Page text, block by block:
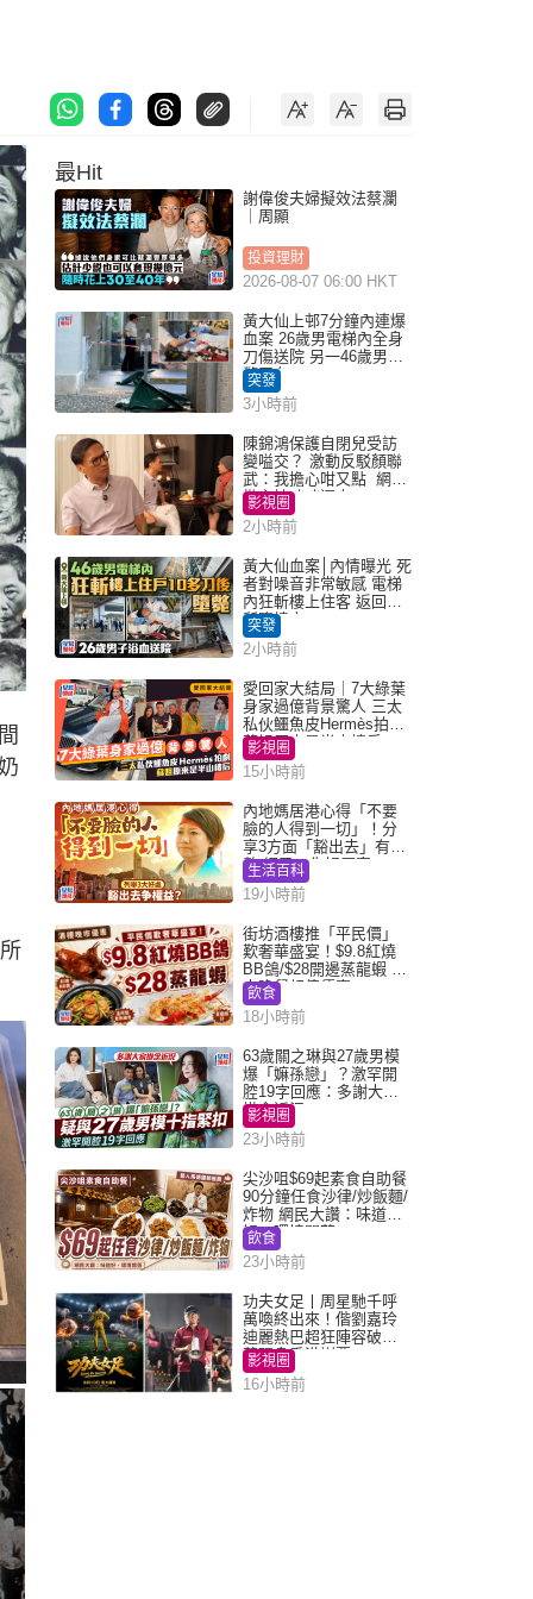
最Hit
謝偉俊夫婦擬效法蔡瀾
｜周顯
投資理財
2026-08-07 06:00 HKT
黃大仙上邨7分鐘內連爆
血案 26歲男電梯內全身
刀傷送院 另一46歲男倒
斃平台
突發
3小時前
陳錦鴻保護自閉兒受訪
變嗌交？ 激動反駁顏聯
武：我擔心咁又點 網民
批主持咄咄逼人
影視圈
2小時前
黃大仙血案│內情曝光 死
者對噪音非常敏感 電梯
內狂斬樓上住客 返回住
所墮樓亡
突發
2小時前
愛回家大結局｜7大綠葉
身家過億背景驚人 三太
私伙鱷魚皮Hermès拍劇
蘇姐原來是半山樓后
影視圈
15小時前
內地媽居港心得「不要
臉的人得到一切」！分
享3方面「豁出去」有著
數 網民：你好厲害
生活百科
19小時前
街坊酒樓推「平民價」
歎奢華盛宴！$9.8紅燒
BB鴿/$28開邊蒸龍蝦 3
大晚餐超值優惠
飲食
18小時前
63歲關之琳與27歲男模
爆「嫲孫戀」？激罕開
腔19字回應：多謝大家
掛念近況
影視圈
23小時前
尖沙咀$69起素食自助餐
90分鐘任食沙律/炒飯麵/
炸物 網民大讚：味道
好，環境闊落
飲食
23小時前
功夫女足丨周星馳千呼
萬喚終出來！偕劉嘉玲
迪麗熱巴超狂陣容破天
荒現身香港謝票
影視圈
16小時前